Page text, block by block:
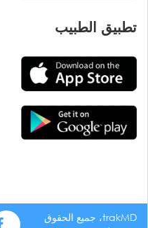
تطبيق الطبيب
trakMD، جميع الحقوق